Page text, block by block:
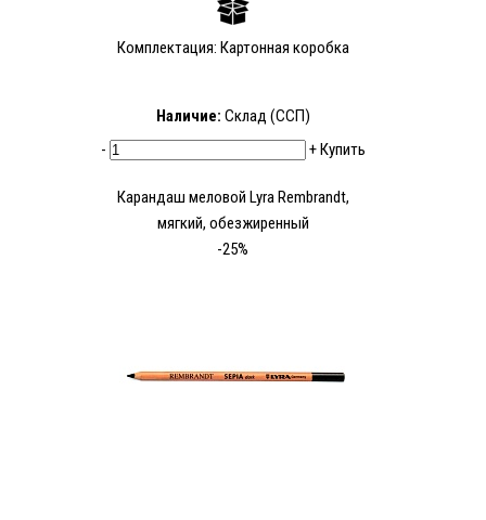
Комплектация: Картонная коробка
Наличие: Склад (ССП)
-
+Купить
Карандаш меловой Lyra Rembrandt,
мягкий, обезжиренный
-25%